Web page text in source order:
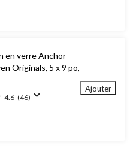
en verre Anchor
Originals, 5 x 9 po,
4.6 (46)
Ajouter